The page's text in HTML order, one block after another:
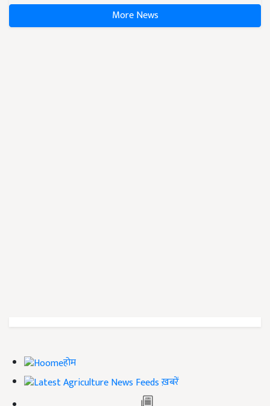
More News
होम
ख़बरें